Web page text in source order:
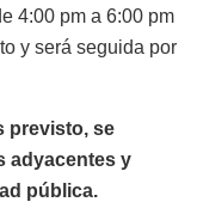
4:00 pm a 6:00 pm
y será seguida por
previsto, se
adyacentes y
pública.